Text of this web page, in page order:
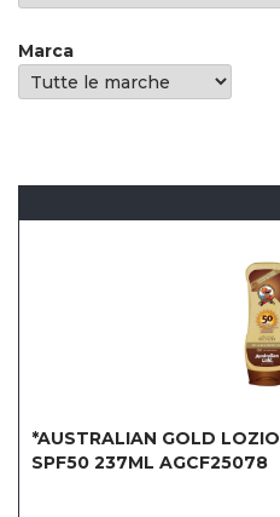
Marca
*AUSTRALIAN GOLD
SPF50 237ML AGCF25078